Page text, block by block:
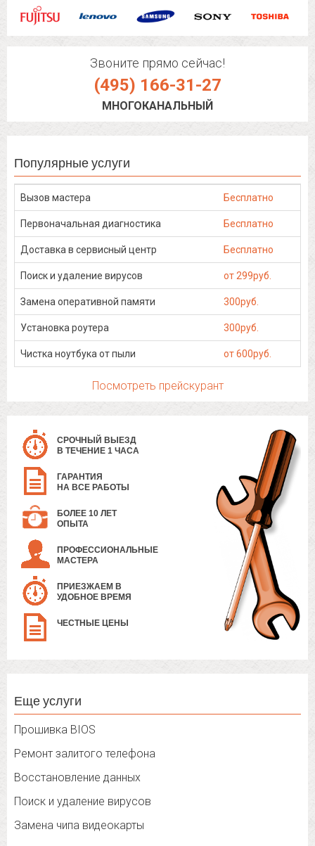
Звоните прямо сейчас!
(495) 166-31-27
МНОГОКАНАЛЬНЫЙ
Популярные услуги
Вызов мастера Бесплатно
Первоначальная диагностика Бесплатно
Доставка в сервисный центр Бесплатно
Поиск и удаление вирусов от 299руб.
Замена оперативной памяти 300руб.
Установка роутера 300руб.
Чистка ноутбука от пыли от 600руб.
Посмотреть прейскурант
СРОЧНЫЙ ВЫЕЗД
В ТЕЧЕНИЕ 1 ЧАСА
ГАРАНТИЯ
НА ВСЕ РАБОТЫ
БОЛЕЕ 10 ЛЕТ
ОПЫТА
ПРОФЕССИОНАЛЬНЫЕ
МАСТЕРА
ПРИЕЗЖАЕМ В
УДОБНОЕ ВРЕМЯ
ЧЕСТНЫЕ ЦЕНЫ
Еще услуги
Прошивка BIOS
Ремонт залитого телефона
Восстановление данных
Поиск и удаление вирусов
Замена чипа видеокарты